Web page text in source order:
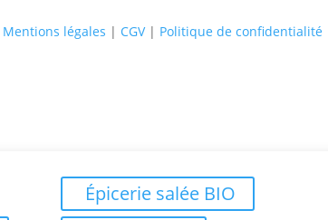
Mentions légales | CGV| Politique de confidentialité
Épicerie salée BIO